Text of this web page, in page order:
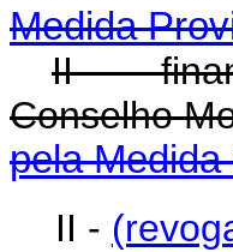
Medida
II -
pela Medida
II -